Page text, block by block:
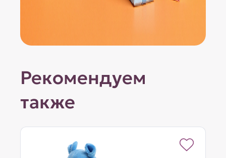
Рекомендуем
также